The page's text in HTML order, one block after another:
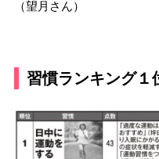
（望月さん）
習慣ランキング１